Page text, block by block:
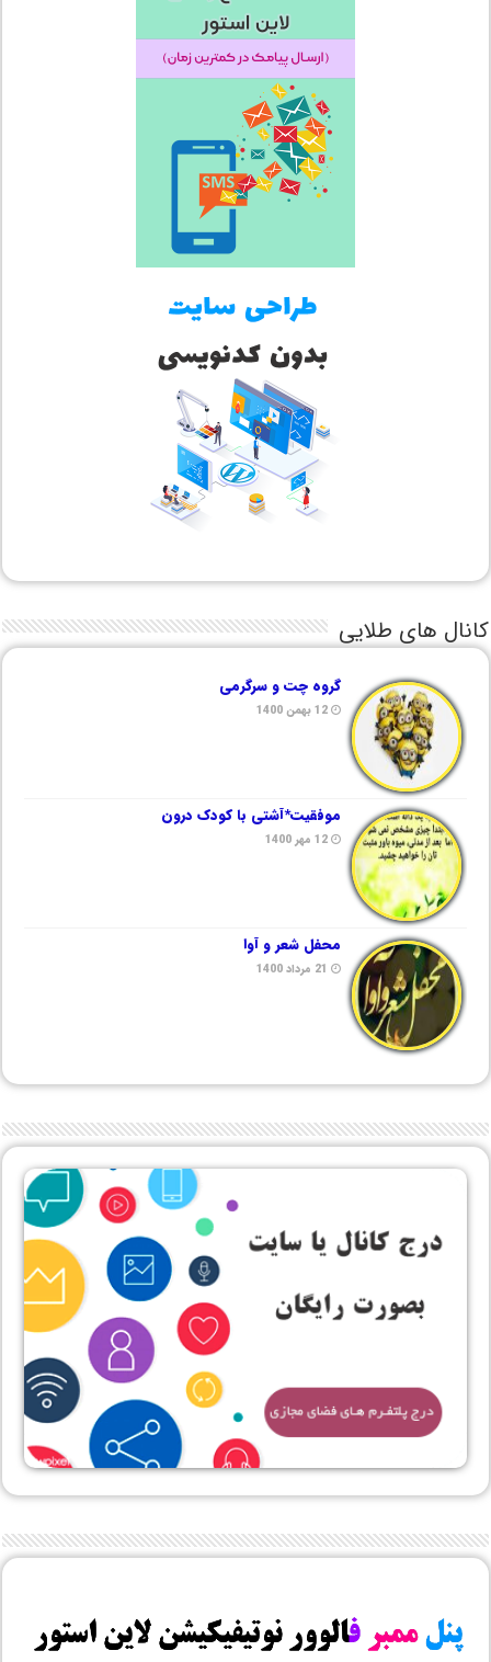
کانال های طلایی
گروه چت و سرگرمی
12 بهمن 1400
موفقیت*آشتی با کودک درون
12 مهر 1400
محفل شعر و آوا
21 مرداد 1400